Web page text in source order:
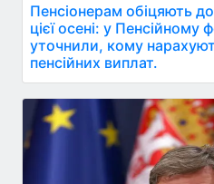
Пенсіонерам обіцяють
цієї осені: у Пенсійному
уточнили, кому
пенсійних виплат.